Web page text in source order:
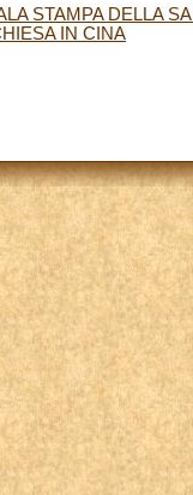
STAMPA DELLA
IN CINA